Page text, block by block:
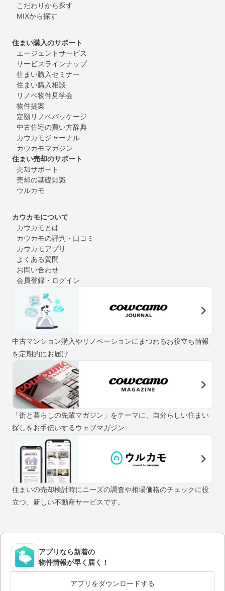
こだわりから探す
MIXから探す
住まい購入のサポート
エージェントサービス
サービスラインナップ
住まい購入セミナー
住まい購入相談
リノベ物件見学会
物件提案
定額リノベパッケージ
中古住宅の買い方辞典
カウカモジャーナル
カウカモマガジン
住まい売却のサポート
売却サポート
売却の基礎知識
ウルカモ
カウカモについて
カウカモとは
カウカモの評判・口コミ
カウカモアプリ
よくある質問
お問い合わせ
会員登録・ログイン
中古マンション購入やリノベーションにまつわるお役立ち情報
を定期的にお届け
「街と暮らしの先輩マガジン」をテーマに、自分らしい住まい
探しをお手伝いするウェブマガジン
住まいの売却検討時にニーズの調査や相場価格のチェックに役
立つ、新しい不動産サービスです。
アプリなら新着の
物件情報が早く届く！
アプリをダウンロードする